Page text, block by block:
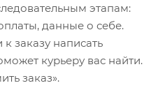
этапам:
данные о себе.
заказу написать
курьеру вас найти.
заказ».